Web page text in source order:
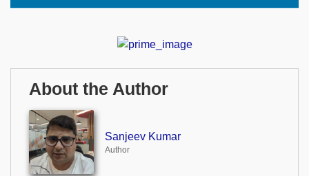
About the Author
Sanjeev Kumar
Author